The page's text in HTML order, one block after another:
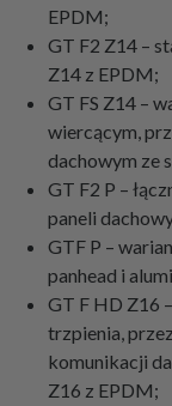
EPDM;
GT F2 Z14 –
Z14 z EPDM;
GT FS Z14 –
wiercącym,
dachowym ze
GT F2 P –
paneli
GTF P –
panhead i
GT F HD Z16
trzpienia,
komunikacji
Z16 z EPDM;